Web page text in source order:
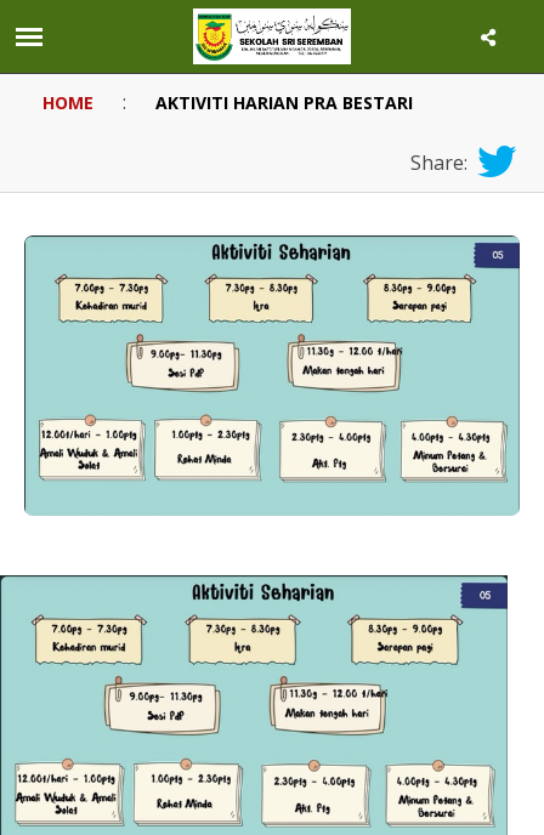
HOME : AKTIVITI HARIAN PRA BESTARI
Share: